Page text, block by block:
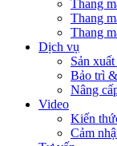
Thang
Thang
Thang
Dịch vụ
Sản
Bảo trì
Nâng
Video
Kiến
Cảm